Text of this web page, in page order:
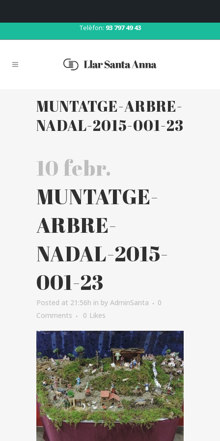
Telèfon: 93 797 49 43
MUNTATGE-ARBRE-
NADAL-2015-001-23
10 febr.
MUNTATGE-
ARBRE-
NADAL-2015-
001-23
Posted at 21:56h in by AdminSanta
0
Comments
0 Likes